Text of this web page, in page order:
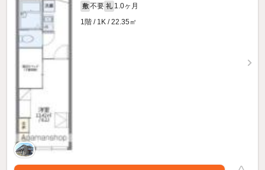
敷 不要 礼 1.0ヶ月
1階 / 1K / 22.35㎡